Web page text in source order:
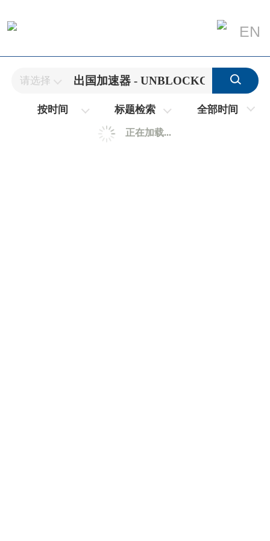
EN
请选择
按时间 标题检索 全部时间
正在加载...